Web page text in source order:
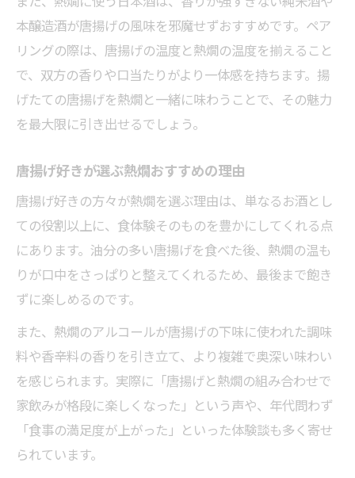
本醸造酒が唐揚げの風味を邪魔せずおすすめです。ペア
リングの際は、唐揚げの温度と熱燗の温度を揃えること
で、双方の香りや口当たりがより一体感を持ちます。揚
げたての唐揚げを熱燗と一緒に味わうことで、その魅力
を最大限に引き出せるでしょう。
唐揚げ好きが選ぶ熱燗おすすめの理由
唐揚げ好きの方々が熱燗を選ぶ理由は、単なるお酒とし
ての役割以上に、食体験そのものを豊かにしてくれる点
にあります。油分の多い唐揚げを食べた後、熱燗の温も
りが口中をさっぱりと整えてくれるため、最後まで飽き
ずに楽しめるのです。
また、熱燗のアルコールが唐揚げの下味に使われた調味
料や香辛料の香りを引き立て、より複雑で奥深い味わい
を感じられます。実際に「唐揚げと熱燗の組み合わせで
家飲みが格段に楽しくなった」という声や、年代問わず
「食事の満足度が上がった」といった体験談も多く寄せ
られています。